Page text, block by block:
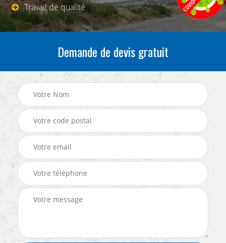
Travail de qualité
Demande de devis gratuit